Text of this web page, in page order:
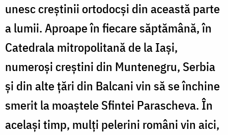
unesc creştinii ortodocşi din această parte
a lumii. Aproape în fiecare săptămână, în
Catedrala mitropolitană de la Iaşi,
numeroşi creştini din Muntenegru, Serbia
şi din alte ţări din Balcani vin să se închine
smerit la moaştele Sfintei Parascheva. În
acelaşi timp, mulţi pelerini români vin aici,